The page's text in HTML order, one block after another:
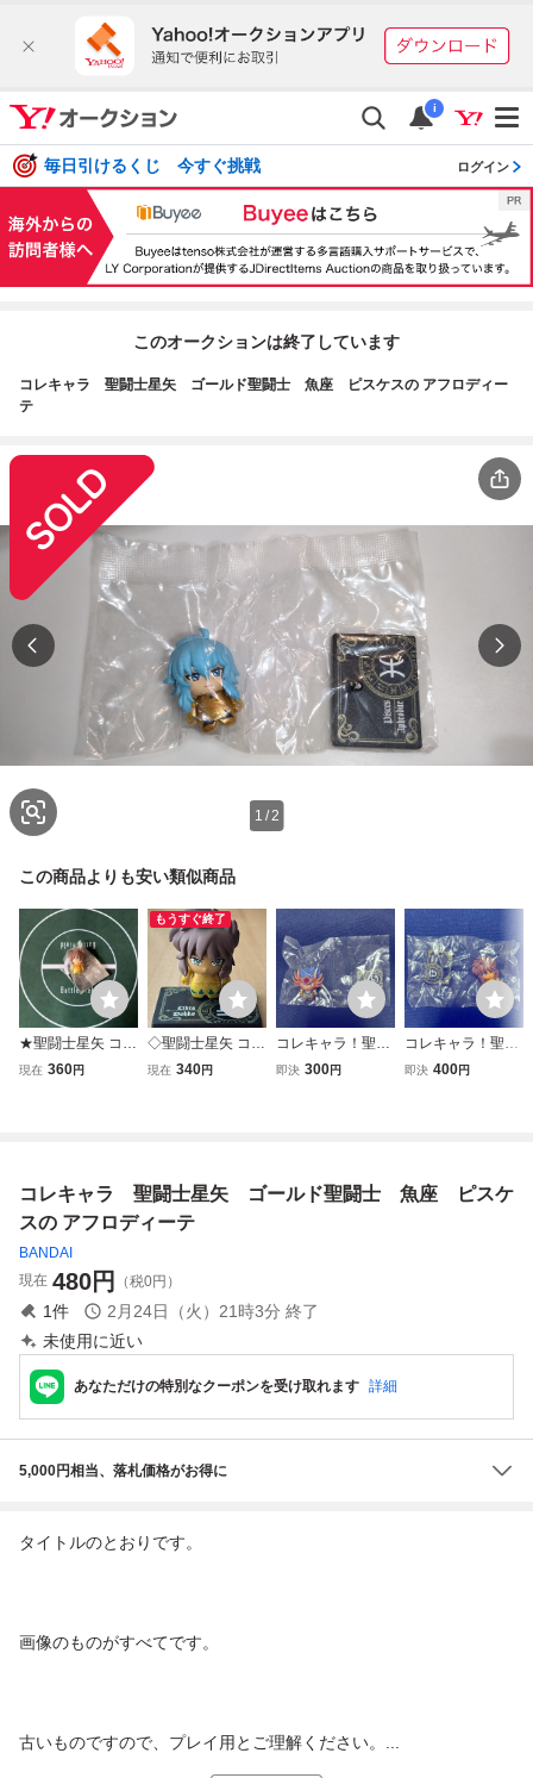
i
毎日引けるくじ 今すぐ挑戦 ログイン
このオークションは終了しています
コレキャラ 聖闘士星矢 ゴールド聖闘士 魚座 ピスケスの アフロディー
テ
1 /2
この商品よりも安い類似商品
★聖闘士星矢 コレ
キャラ！天秤星座
現在 360円
もうすぐ終了
◇聖闘士星矢 コレ
キャラ！天秤星座
現在 340円
コレキャラ！聖闘
士星矢01 キャン
即決 300円
コレキャラ！聖闘
士星矢 02 ライブ
即決 400円
コレキャラ 聖闘士星矢 ゴールド聖闘士 魚座 ピスケ
スの アフロディーテ
BANDAI
現在 480円 （税0円）
1件 2月24日（火）21時3分 終了
未使用に近い
あなただけの特別なクーポンを受け取れます 詳細
5,000円相当、落札価格がお得に
タイトルのとおりです。
画像のものがすべてです。
古いものですので、プレイ用とご理解ください。...